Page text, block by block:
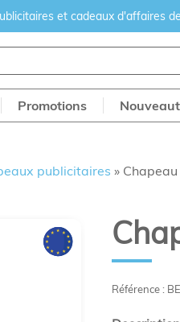
et cadeaux d'affaires
Promotions
publicitaires »
Référence :